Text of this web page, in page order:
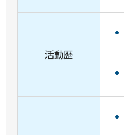
活動歴